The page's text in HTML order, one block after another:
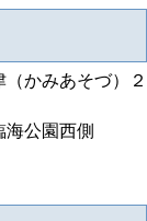
かみあそづ）２
公園西側